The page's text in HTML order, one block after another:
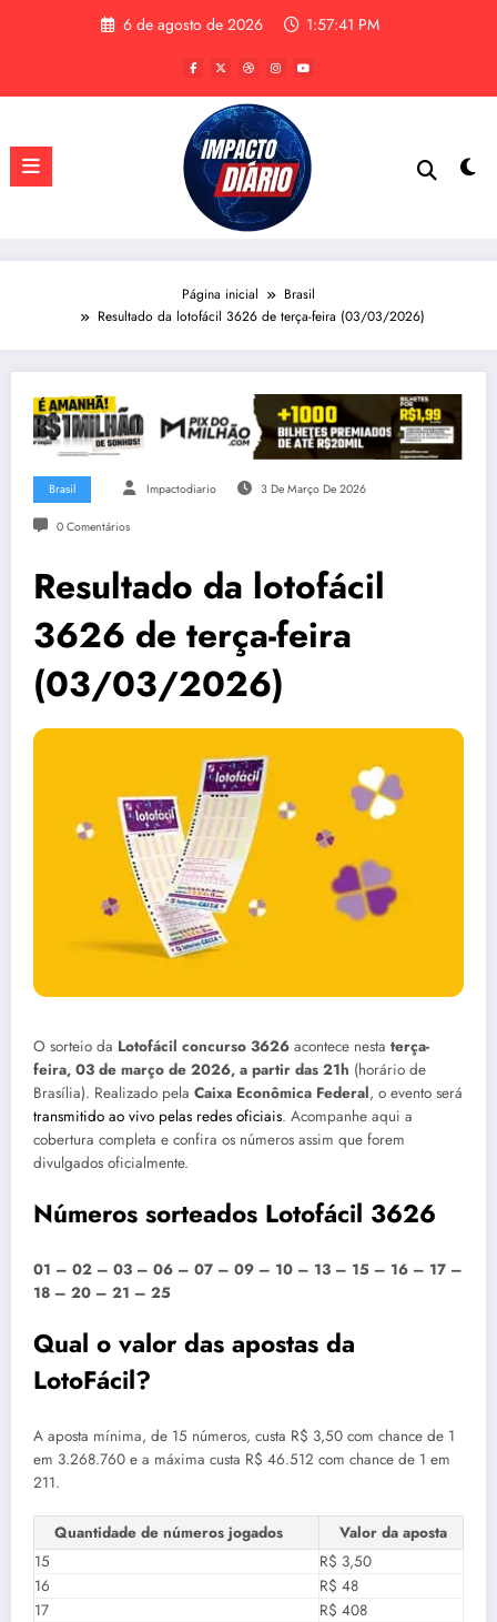
6 de agosto de 2026 1:57:42 PM
Página inicial
Brasil
Resultado da lotofácil 3626 de terça-feira (03/03/2026)
Brasil Impactodiario 3 De Março De 2026
0 Comentários
Resultado da lotofácil
3626 de terça-feira
(03/03/2026)
O sorteio da Lotofácil concurso 3626 acontece nesta terça-
feira, 03 de março de 2026, a partir das 21h (horário de
Brasília). Realizado pela Caixa Econômica Federal, o evento será
transmitido ao vivo pelas redes oficiais. Acompanhe aqui a
cobertura completa e confira os números assim que forem
divulgados oficialmente.
Números sorteados Lotofácil 3626
01 – 02 – 03 – 06 – 07 – 09 – 10 – 13 – 15 – 16 – 17 –
18 – 20 – 21 – 25
Qual o valor das apostas da
LotoFácil?
A aposta mínima, de 15 números, custa R$ 3,50 com chance de 1
em 3.268.760 e a máxima custa R$ 46.512 com chance de 1 em
211.
Quantidade de números jogados
Valor da aposta
15
R$ 3,50
16
R$ 48
17
R$ 408